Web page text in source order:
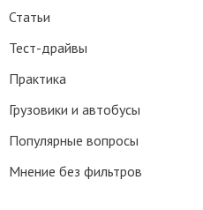
Статьи
Тест-драйвы
Практика
Грузовики и автобусы
Популярные вопросы
Мнение без фильтров